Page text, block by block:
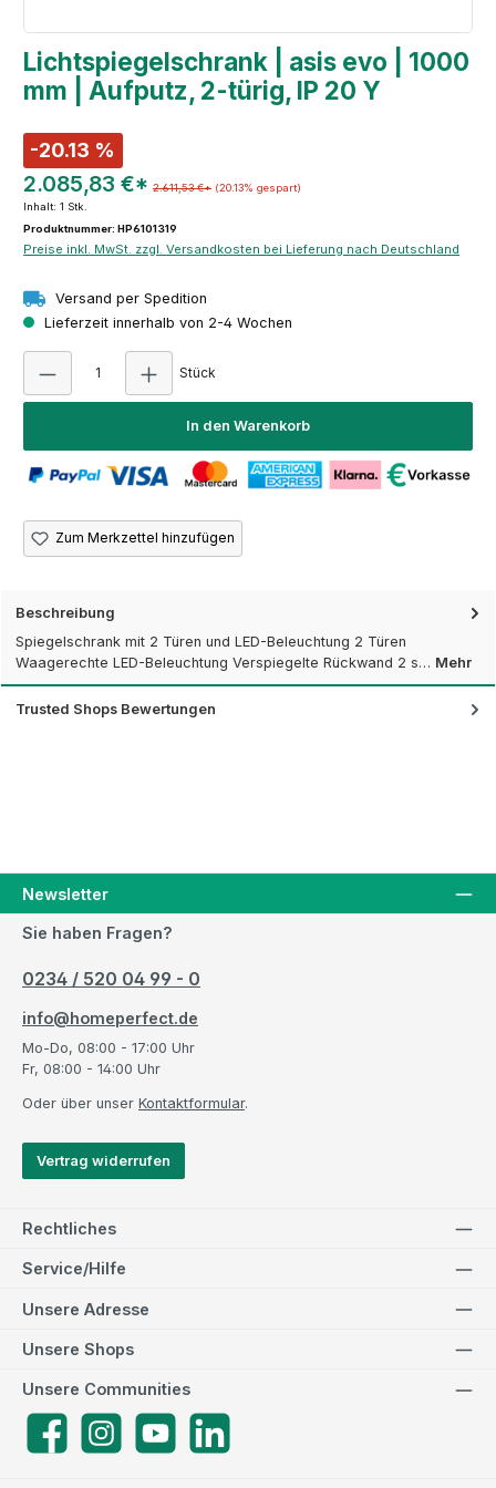
Lichtspiegelschrank | asis evo | 1000
mm | Aufputz, 2-türig, IP 20 Y
-20.13 %
2.085,83 €* 2.611,53 €* (20.13% gespart)
Inhalt: 1 Stk.
Produktnummer: HP6101319
Preise inkl. MwSt. zzgl. Versandkosten bei Lieferung nach Deutschland
Versand per Spedition
Lieferzeit innerhalb von 2-4 Wochen
Stück
In den Warenkorb
Zum Merkzettel hinzufügen
Beschreibung
Spiegelschrank mit 2 Türen und LED-Beleuchtung 2 Türen
Waagerechte LED-Beleuchtung Verspiegelte Rückwand 2 s… Mehr
Trusted Shops Bewertungen
Newsletter
Sie haben Fragen?
0234 / 520 04 99 - 0
info@homeperfect.de
Mo-Do, 08:00 - 17:00 Uhr
Fr, 08:00 - 14:00 Uhr
Oder über unser Kontaktformular.
Vertrag widerrufen
Rechtliches
Service/Hilfe
Unsere Adresse
Unsere Communities
FacebookInstagramYouTube
Unsere Shops